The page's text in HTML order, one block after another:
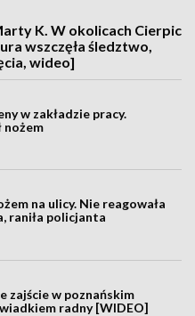
K. W okolicach Cierpic
wszczęła śledztwo,
wideo]
w zakładzie pracy.
nożem
na ulicy. Nie reagowała
raniła policjanta
zajście w poznańskim
radny [WIDEO]